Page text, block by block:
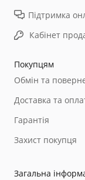
Покупцям
Обмін та
Доставка та
Гарантія
Захист покупця
Загальна
Підтримка
Кабінет